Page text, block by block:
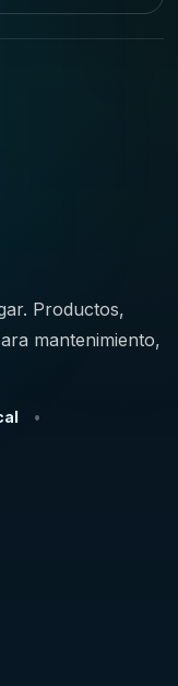
Productos,
mantenimiento,